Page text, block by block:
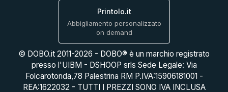
Printolo.it
Abbigliamento personalizzato
on demand
© DOBO.it 2011-2026 - DOBO® è un marchio registrato
presso l'UIBM - DSHOOP srls Sede Legale: Via
Folcarotonda,78 Palestrina RM P.IVA:15906181001 -
REA:1622032 - TUTTI I PREZZI SONO IVA INCLUSA